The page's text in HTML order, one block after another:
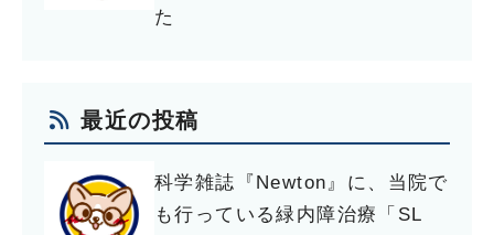
た
最近の投稿
科学雑誌『Newton』に、当院で
も行っている緑内障治療「SL